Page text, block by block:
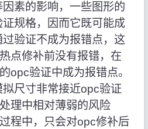
素的影响，一些图形的
规格，因而它既可能成
验证不成为报错点，这
点修补前没有报错，在
opc验证中成为报错点。
尺寸非常接近opc验证
理中相对薄弱的风险
程中，只会对opc修补后